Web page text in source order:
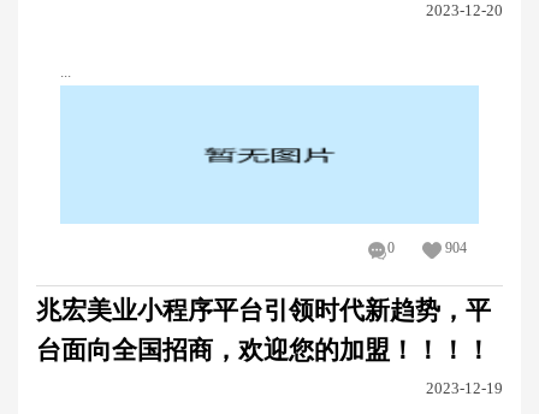
2023-12-20
...
0 904
兆宏美业小程序平台引领时代新趋势，平
台面向全国招商，欢迎您的加盟！！！！
2023-12-19